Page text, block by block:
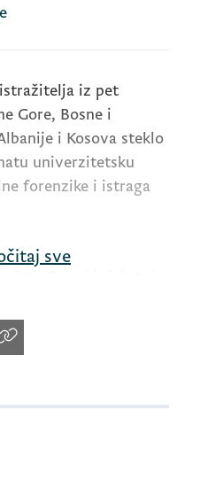
iz pet
Gore, Bosne i
i Kosova steklo
univerzitetsku
forenzike i istraga
iz digitalne forenzike
za izgradnju
od vodećih francuskih
institucija u oblasti
i sajber
sve